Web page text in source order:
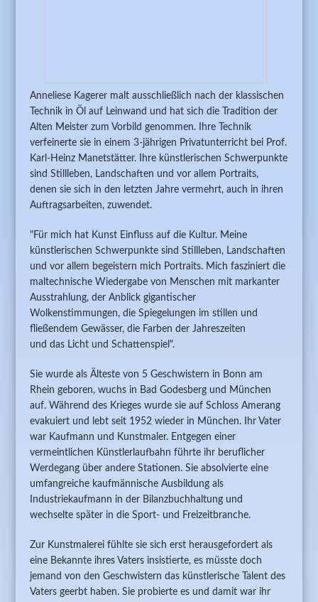
Anneliese Kagerer malt ausschließlich nach der klassischen
Technik in Öl auf Leinwand und hat sich die Tradition der
Alten Meister zum Vorbild genommen. Ihre Technik
verfeinerte sie in einem 3-jährigen Privatunterricht bei Prof.
Karl-Heinz Manetstätter. Ihre künstlerischen Schwerpunkte
sind Stillleben, Landschaften und vor allem Portraits,
denen sie sich in den letzten Jahre vermehrt, auch in ihren
Auftragsarbeiten, zuwendet.
"Für mich hat Kunst Einfluss auf die Kultur. Meine
künstlerischen Schwerpunkte sind Stillleben, Landschaften
und vor allem begeistern mich Portraits. Mich fasziniert die
maltechnische Wiedergabe von Menschen mit markanter
Ausstrahlung, der Anblick gigantischer
Wolkenstimmungen, die Spiegelungen im stillen und
fließendem Gewässer, die Farben der Jahreszeiten
und das Licht und Schattenspiel".
Sie wurde als Älteste von 5 Geschwistern in Bonn am
Rhein geboren, wuchs in Bad Godesberg und München
auf. Während des Krieges wurde sie auf Schloss Amerang
evakuiert und lebt seit 1952 wieder in München. Ihr Vater
war Kaufmann und Kunstmaler. Entgegen einer
vermeintlichen Künstler­laufbahn führte ihr beruflicher
Werdegang über andere Stationen. Sie absolvierte eine
umfangreiche kaufmännische Ausbildung als
Industriekaufmann in der Bilanzbuchhaltung und
wechselte später in die Sport- und Freizeitbranche.
Zur Kunstmalerei fühlte sie sich erst herausgefordert als
eine Bekannte ihres Vaters insistierte, es müsste doch
jemand von den Geschwistern das künstlerische Talent des
Vaters geerbt haben. Sie probierte es und damit war ihr